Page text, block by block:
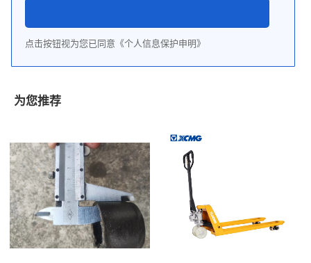
点击按钮视为您已同意《个人信息保护申明》
为您推荐